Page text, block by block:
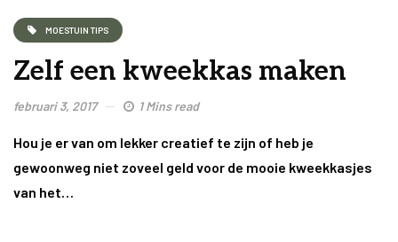
MOESTUIN TIPS
Zelf een kweekkas maken
februari 3, 2017 1 Mins read
Hou je er van om lekker creatief te zijn of heb je
gewoonweg niet zoveel geld voor de mooie kweekkasjes
van het…